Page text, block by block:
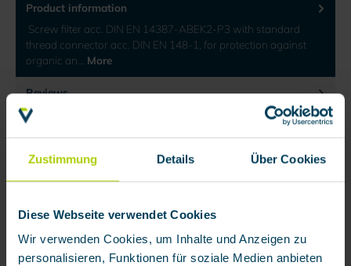
Zustimmung Details Über Cookies
Diese Webseite verwendet Cookies
Wir verwenden Cookies, um Inhalte und Anzeigen zu
personalisieren, Funktionen für soziale Medien anbieten
Product information
Screw filter acc. DIN EN 14387-ABEK2-P3 with standard
thread connector acc. DIN EN 148-1, for protection against
organic an… More
Reviews
Documents
Accessory